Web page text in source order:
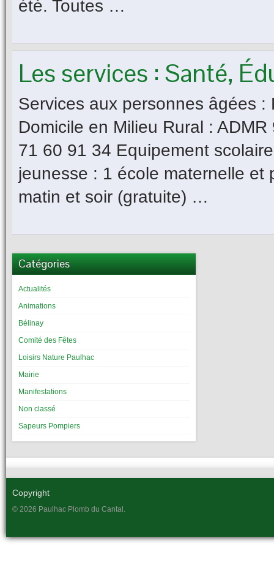
été. Toutes …
Les services : Santé,
Services aux personnes âgées
Domicile en Milieu Rural :
71 60 91 34 Equipement
jeunesse : 1 école maternelle et
matin et soir (gratuite) …
Catégories
Actualités
Animations
Bélinay
Comité des Fêtes
Loisirs Nature Paulhac
Mairie
Manifestations
Non classé
Sapeurs Pompiers
Copyright
© 2026 Paulhac Plomb du Cantal.